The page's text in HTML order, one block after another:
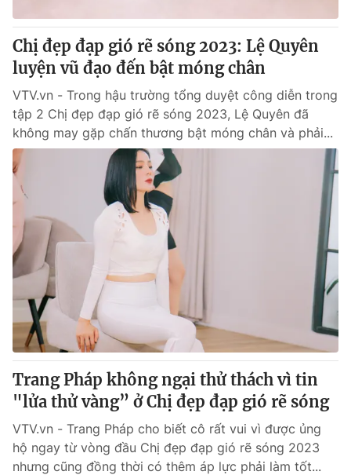
Chị đẹp đạp gió rẽ sóng 2023: Lệ Quyên
luyện vũ đạo đến bật móng chân
VTV.vn - Trong hậu trường tổng duyệt công diễn trong
tập 2 Chị đẹp đạp gió rẽ sóng 2023, Lệ Quyên đã
không may gặp chấn thương bật móng chân và phải...
Trang Pháp không ngại thử thách vì tin
"lửa thử vàng” ở Chị đẹp đạp gió rẽ sóng
VTV.vn - Trang Pháp cho biết cô rất vui vì được ủng
hộ ngay từ vòng đầu Chị đẹp đạp gió rẽ sóng 2023
nhưng cũng đồng thời có thêm áp lực phải làm tốt...